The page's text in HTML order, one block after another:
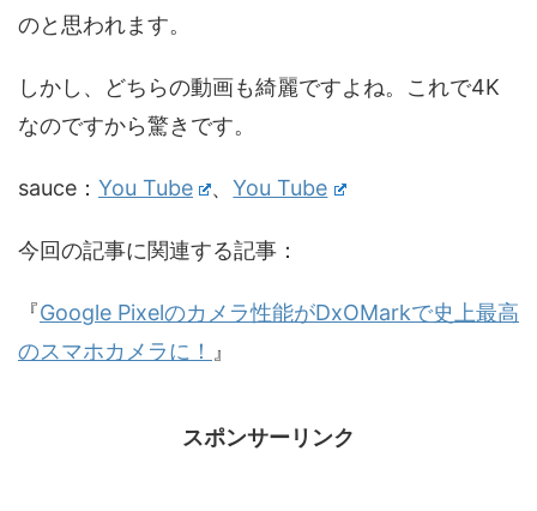
のと思われます。
しかし、どちらの動画も綺麗ですよね。これで4K
なのですから驚きです。
sauce： You Tube 、You Tube
今回の記事に関連する記事：
『Google Pixelのカメラ性能がDxOMarkで史上最高
のスマホカメラに！
』
スポンサーリンク